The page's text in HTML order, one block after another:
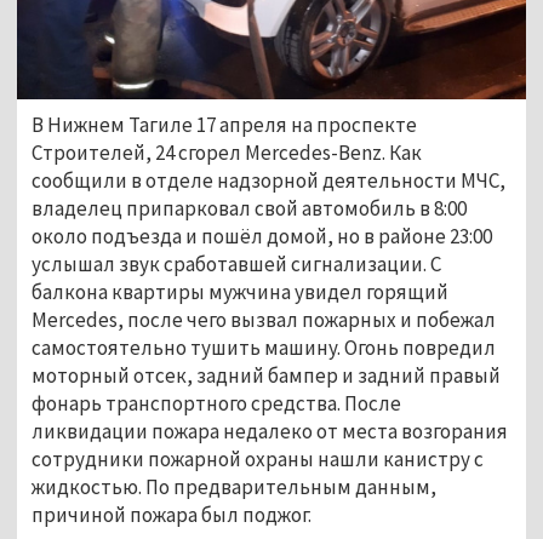
В Нижнем Тагиле 17 апреля на проспекте
Строителей, 24 сгорел Mercedes-Benz. Как
сообщили в отделе надзорной деятельности МЧС,
владелец припарковал свой автомобиль в 8:00
около подъезда и пошёл домой, но в районе 23:00
услышал звук сработавшей сигнализации. С
балкона квартиры мужчина увидел горящий
Mercedes, после чего вызвал пожарных и побежал
самостоятельно тушить машину. Огонь повредил
моторный отсек, задний бампер и задний правый
фонарь транспортного средства. После
ликвидации пожара недалеко от места возгорания
сотрудники пожарной охраны нашли канистру с
жидкостью. По предварительным данным,
причиной пожара был поджог.